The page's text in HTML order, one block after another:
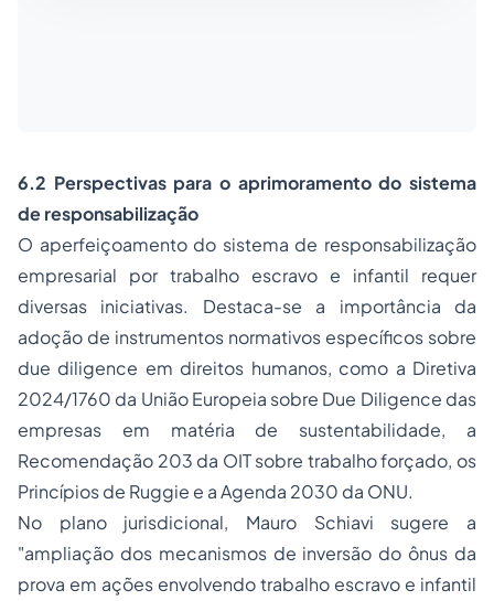
6.2 Perspectivas para o aprimoramento do sistema
de responsabilização
O aperfeiçoamento do sistema de responsabilização
empresarial por trabalho escravo e infantil requer
diversas iniciativas. Destaca-se a importância da
adoção de instrumentos normativos específicos sobre
due diligence em direitos humanos, como a Diretiva
2024/1760 da União Europeia sobre Due Diligence das
empresas em matéria de sustentabilidade, a
Recomendação 203 da OIT sobre trabalho forçado, os
Princípios de Ruggie e a Agenda 2030 da ONU.
No plano jurisdicional, Mauro Schiavi sugere a
"ampliação dos mecanismos de inversão do ônus da
prova em ações envolvendo trabalho escravo e infantil